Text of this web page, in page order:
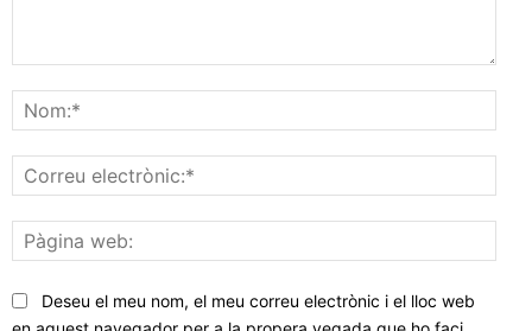
web:
Deseu el meu nom, el meu correu electrònic i el lloc web